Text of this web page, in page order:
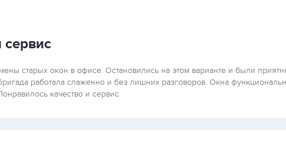
сервис
старых окон в офисе. Остановились на этом варианте и были
работала слаженно и без лишних разговоров. Окна
качество и сервис.